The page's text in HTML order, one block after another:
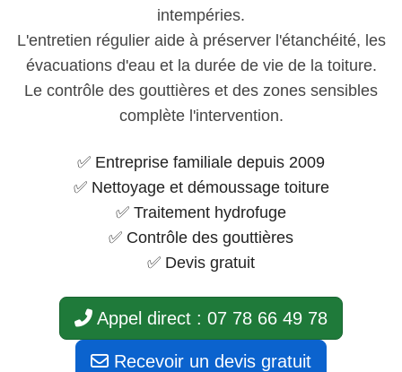
intempéries.
L'entretien régulier aide à préserver l'étanchéité, les
évacuations d'eau et la durée de vie de la toiture.
Le contrôle des gouttières et des zones sensibles
complète l'intervention.
✅ Entreprise familiale depuis 2009
✅ Nettoyage et démoussage toiture
✅ Traitement hydrofuge
✅ Contrôle des gouttières
✅ Devis gratuit
Appel direct : 07 78 66 49 78
Recevoir un devis gratuit